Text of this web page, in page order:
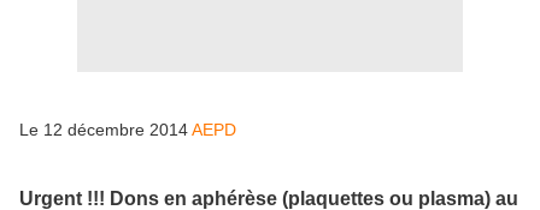
Le 12 décembre 2014AEPD
Urgent !!! Dons en aphérèse (plaquettes ou plasma) au